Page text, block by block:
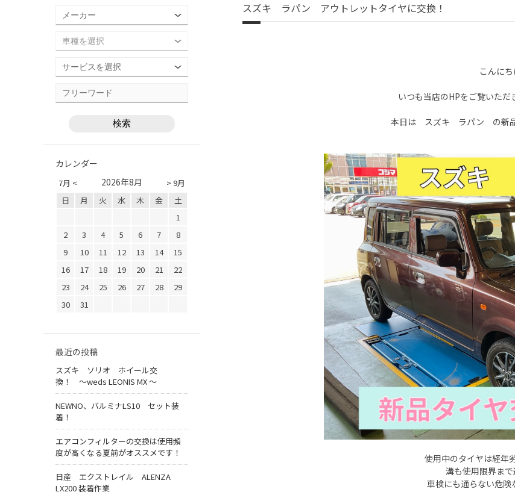
スズキ ラパン アウトレットタイヤに交換！
こんにち
いつも当店のHPをご覧いただ
本日は スズキ ラパン の新品
使用中のタイヤは経年
溝も使用限界ま
車検にも通らない危険
カレンダー
7月 < > 9月
2026年8月
日 月 火 水 木 金
土
1
2
3 4 5 6 7
8
9
10 11 12 13 14
15
16
17 18 19 20 21
22
23
24 25 26 27 28
29
30
31
最近の投稿
スズキ ソリオ ホイール交
換！ 〜weds LEONIS MX 〜
NEWNO、バルミナLS10 セット装
着！
エアコンフィルターの交換は使用頻
度が高くなる夏前がオススメです！
日産 エクストレイル ALENZA
LX200 装着作業